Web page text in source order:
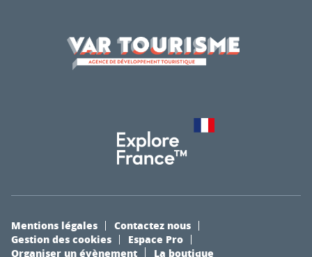
Mentions légales
Contactez nous
Gestion des cookies
Espace Pro
Organiser un évènement
La boutique